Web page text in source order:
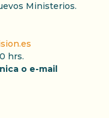
Ministerios.
hrs.
o e-mail